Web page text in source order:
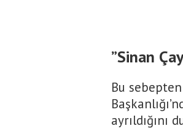
”Sinan
Bu
ayrıldığını